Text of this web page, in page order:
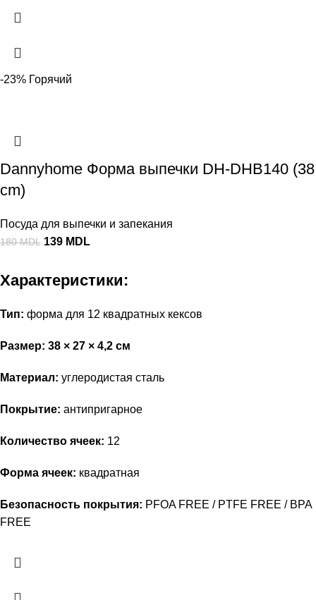
-23% Горячий
Dannyhome Форма выпечки DH-DHB140 (38
cm)
Посуда для выпечки и запекания
180MDL 139 MDL
Характеристики:
Тип: форма для 12 квадратных кексов
Размер: 38 × 27 × 4,2 см
Материал: углеродистая сталь
Покрытие: антипригарное
Количество ячеек: 12
Форма ячеек: квадратная
Безопасность покрытия: PFOA FREE / PTFE FREE / BPA
FREE